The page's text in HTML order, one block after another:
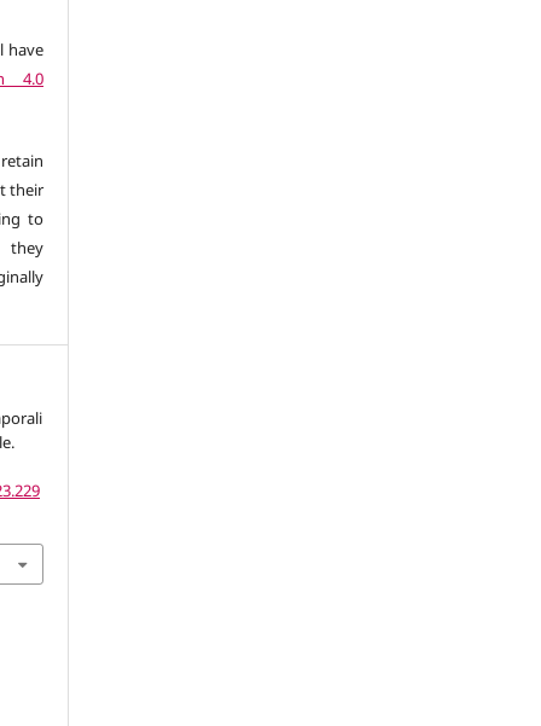
have
4.0
their
to
they